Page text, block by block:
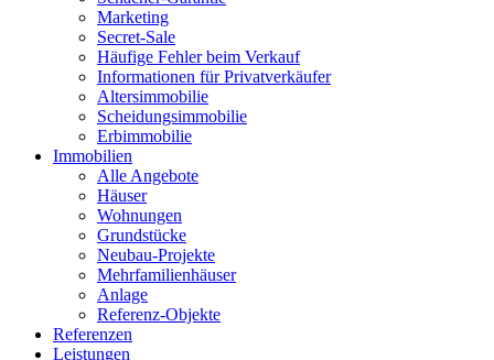
Marketing
Secret-Sale
Häufige Fehler beim Verkauf
Informationen für Privatverkäufer
Altersimmobilie
Scheidungsimmobilie
Erbimmobilie
Immobilien
Alle Angebote
Häuser
Wohnungen
Grundstücke
Neubau-Projekte
Mehrfamilienhäuser
Anlage
Referenz-Objekte
Referenzen
Leistungen